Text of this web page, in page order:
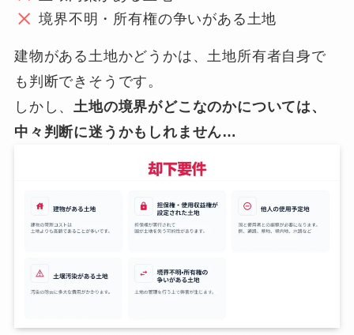
境界不明・所有権の争いがある土地
建物がある土地かどうかは、土地所有者自身で
も判断できそうです。
しかし、土地の境界がどこなのかについては、
中々判断に迷うかもしれません…